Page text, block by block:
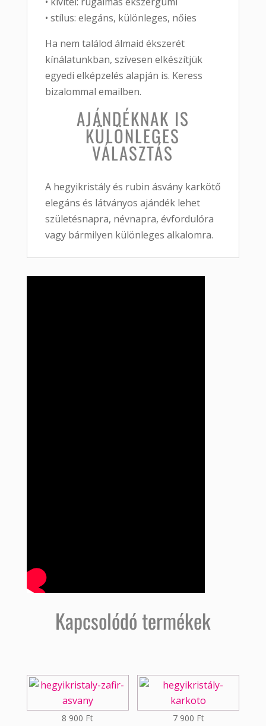
• stílus: elegáns, különleges, nőies
Ha nem találod álmaid ékszerét
kínálatunkban, szívesen elkészítjük
egyedi elképzelés alapján is. Keress
bizalommal emailben.
AJÁNDÉKNAK IS
KÜLÖNLEGES
VÁLASZTÁS
A hegyikristályés rubin ásvány karkötő
elegáns és látványos ajándék lehet
születésnapra, névnapra, évfordulóra
vagy bármilyen különleges alkalomra.
Kapcsolódó termékek
8 900 Ft 7 900 Ft